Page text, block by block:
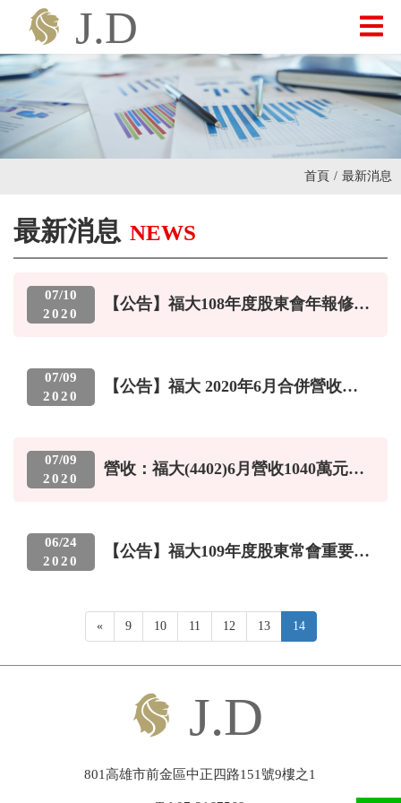
最新消息
首頁 / 最新消息
最新消息 NEWS
07/10
2020
【公告】福大108年度股東會年報修正
07/09
2020
【公告】福大 2020年6月合併營收
07/09
2020
營收：福大(4402)6月營收1040萬元，
06/24
2020
【公告】福大109年度股東常會重要決
«Previous
9 10 11 12 13 14
801高雄市前金區中正四路151號9樓之1